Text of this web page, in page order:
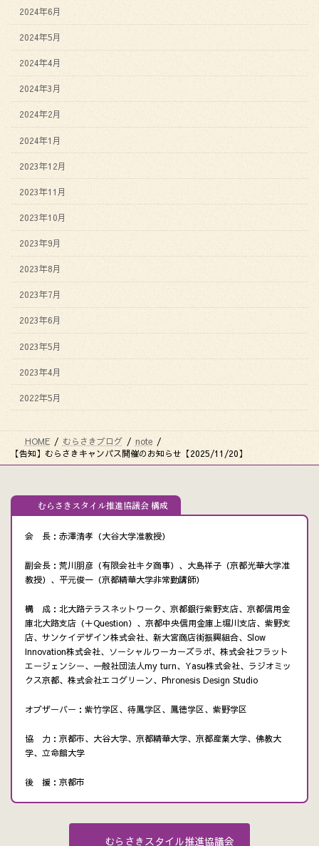
2024年6月
2024年5月
2024年4月
2024年3月
2024年2月
2024年1月
2023年12月
2023年11月
2023年10月
2023年9月
2023年8月
2023年7月
2023年6月
2023年5月
2023年4月
2022年5月
HOME むらさきブログ
note
【告知】むらさきキャンパス開催のお知らせ【2025/11/20】
むらさきスタイル推進協議会 構成
会 長：赤澤清孝（大谷大学准教授）
副会長：荒川朋彦（有限会社キタ商事）、大島祥子（京都光華大学准
教授）、平元俊一（京都精華大学非常勤講師）
構 成：北大路テラスネットワーク、京都銀行紫野支店、京都信用金
庫北大路支店（＋Question）、京都中央信用金庫上堀川支店、紫野支
店、サンケイデザイン株式会社、新大宮商店街振興組合、Slow
Innovation株式会社、ソーシャルワーカーズラボ、株式会社フラット
エージェンシー、一般社団法人my turn、Yasu株式会社、ラジオミッ
クス京都、株式会社エコグリーン、Phronesis Design Studio
オブザーバー：紫竹学区、待鳳学区、鳳徳学区、紫野学区
協 力：京都市、大谷大学、京都精華大学、京都産業大学、佛教大
学、立命館大学
後 援：京都市
むらさきスタイル推進協議会